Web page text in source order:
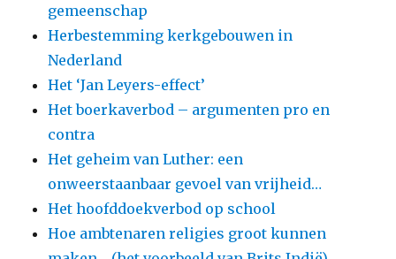
gemeenschap
Herbestemming kerkgebouwen in
Nederland
Het ‘Jan Leyers-effect’
Het boerkaverbod – argumenten pro en
contra
Het geheim van Luther: een
onweerstaanbaar gevoel van vrijheid…
Het hoofddoekverbod op school
Hoe ambtenaren religies groot kunnen